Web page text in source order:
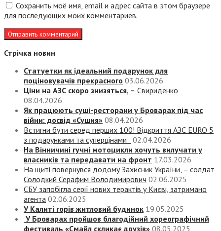
Сохранить моё имя, email и адрес сайта в этом браузере
для последующих моих комментариев.
Стрічка новин
Статуетки як ідеальний подарунок для
поціновувачів прекрасного 03.06.2026
Ціни на АЗС скоро знизяться, – Свириденко
08.04.2026
Як працюють суші-ресторани у Броварах під час
війни: досвід «Сушия» 08.04.2026
Встигни бути серед перших 100! Відкриття АЗС EURO 5
з подарунками та суперцінами
02.04.2026
На Вінничині гучні мотоцикли хочуть вилучати у
власників та передавати на фронт 17.03.2026
На щиті повернувся додому Захисник України, – солдат
Солодкий Серафим Володимирович 02.06.2025
СБУ запобігла серії нових терактів у Києві, затримано
агента 02.06.2025
У Калиті горів житловий будинок 19.05.2025
У Броварах пройшов благодійний хореографічний
фестиваль «Смайл скликає друзів» 08.05.2025